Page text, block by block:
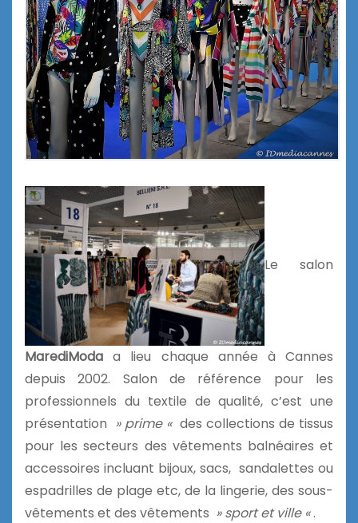
Le salon
MarediModa a lieu chaque année à Cannes
depuis 2002. Salon de référence pour les
professionnels du textile de qualité, c’est une
présentation » prime « des collections de tissus
pour les secteurs des vêtements balnéaires et
accessoires incluant bijoux, sacs, sandalettes ou
espadrilles de plage etc, de la lingerie, des sous-
vêtements et des vêtements » sport et ville «.